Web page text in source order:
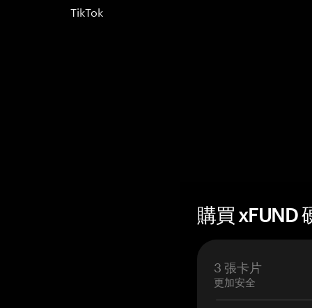
TikTok
購買 xFUND
3 張卡片
更加安全